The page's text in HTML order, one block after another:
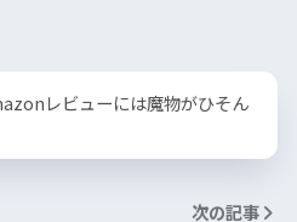
レビューには魔物がひそん
次の記事